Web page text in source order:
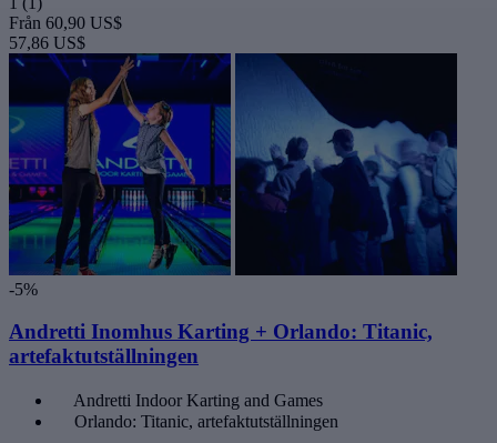
Från 60,90 US$
57,86 US$
-5%
Andretti Inomhus Karting + Orlando: Titanic,
artefaktutställningen
Andretti Indoor Karting and Games
Orlando: Titanic, artefaktutställningen